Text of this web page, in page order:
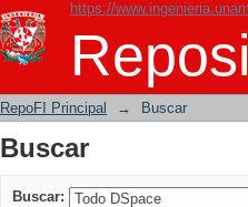
https://
Buscar
RepoFI Principal → Buscar
Buscar
Buscar: